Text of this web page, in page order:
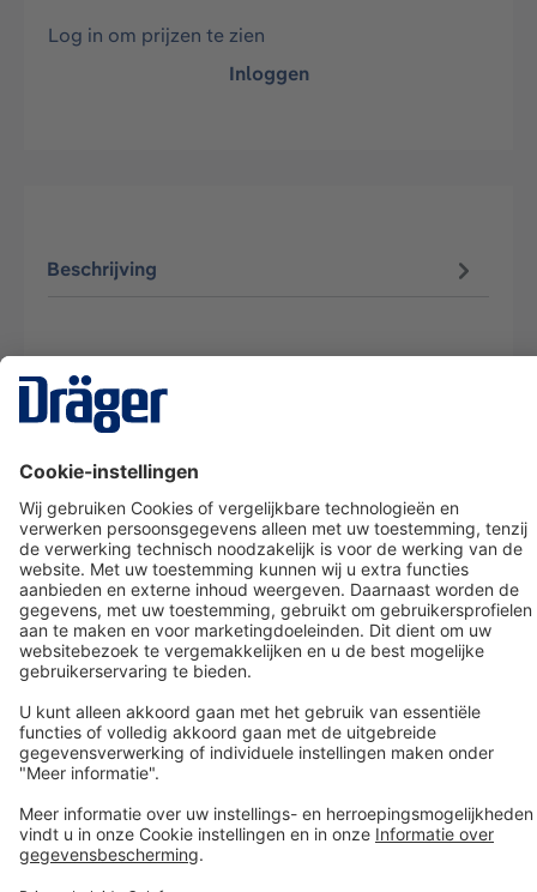
Log in om prijzen te zien
Inloggen
Beschrijving
Dräger klantenservice
Over Dräger
Bestellen in onze webshop
Community